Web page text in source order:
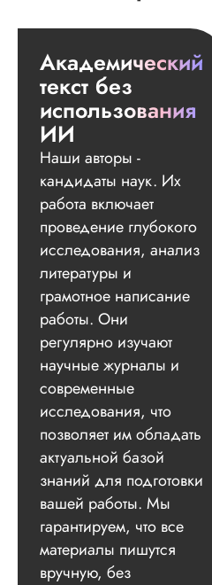
Академический
текст без
использования
ИИ
Наши авторы -
кандидаты наук. Их
работа включает
проведение глубокого
исследования, анализ
литературы и
грамотное написание
работы. Они
регулярно изучают
научные журналы и
современные
исследования, что
позволяет им обладать
актуальной базой
знаний для подготовки
вашей работы. Мы
гарантируем, что все
материалы пишутся
вручную, без